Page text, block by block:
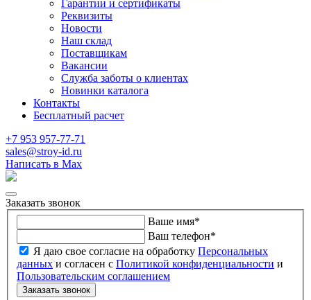
Гарантии и сертификаты
Реквизиты
Новости
Наш склад
Поставщикам
Вакансии
Служба заботы о клиентах
Новинки каталога
Контакты
Бесплатный расчет
+7 953 957-77-71
sales@stroy-id.ru
Написать в Max
Заказать звонок
Ваше имя*
Ваш телефон*
Я даю свое согласие на обработку Персональных
данных и согласен с Политикой конфиденциальности и
Пользовательским соглашением
Заказать звонок